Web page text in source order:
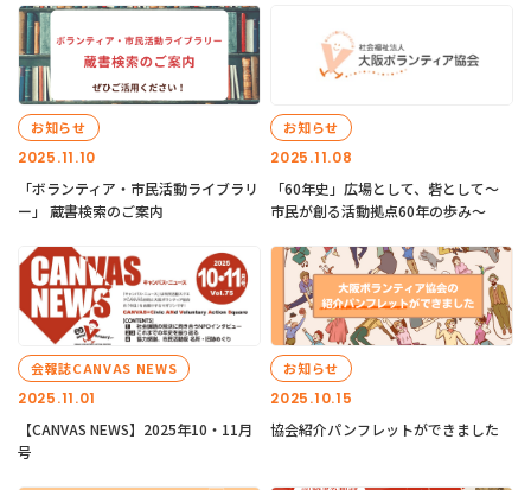
2025.11.10
お知らせ
「ボランティア・市民活動ライブラリ
ー」 蔵書検索のご案内
2025.11.08
お知らせ
「60年史」広場として、砦として～
市民が創る活動拠点60年の歩み～
2025.11.01
会報誌CANVAS NEWS
【CANVAS NEWS】2025年10・11月
号
2025.10.15
お知らせ
協会紹介パンフレットができました